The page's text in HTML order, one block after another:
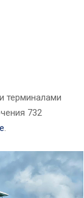
терминалами
732
.